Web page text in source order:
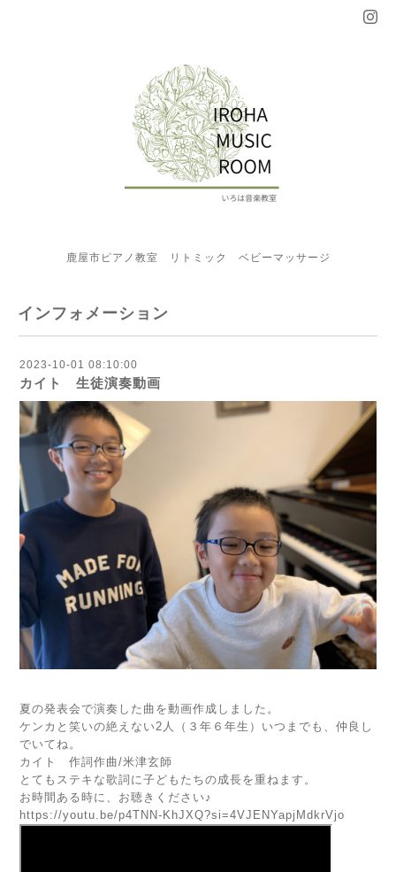
鹿屋市ピアノ教室 リトミック ベビーマッサージ
インフォメーション
2023-10-01 08:10:00
カイト 生徒演奏動画
夏の発表会で演奏した曲を動画作成しました。
ケンカと笑いの絶えない2人（３年６年生）いつまでも、仲良し
でいてね。
カイト 作詞作曲/米津玄師
とてもステキな歌詞に子どもたちの成長を重ねます。
お時間ある時に、お聴きください♪
https://youtu.be/p4TNN-KhJXQ?si=4VJENYapjMdkrVjo